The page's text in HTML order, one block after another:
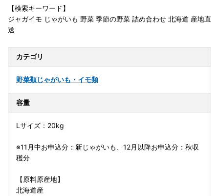
【検索キーワード】
ジャガイモ じゃがいも 野菜 季節の野菜 詰め合わせ 北海道 産地直
送
カテゴリ
野菜類じゃがいも・イモ類
容量
Lサイズ：20kg
※11月中お申込分：新じゃがいも、12月以降お申込分：秋収
穫分
【原料原産地】
北海道産